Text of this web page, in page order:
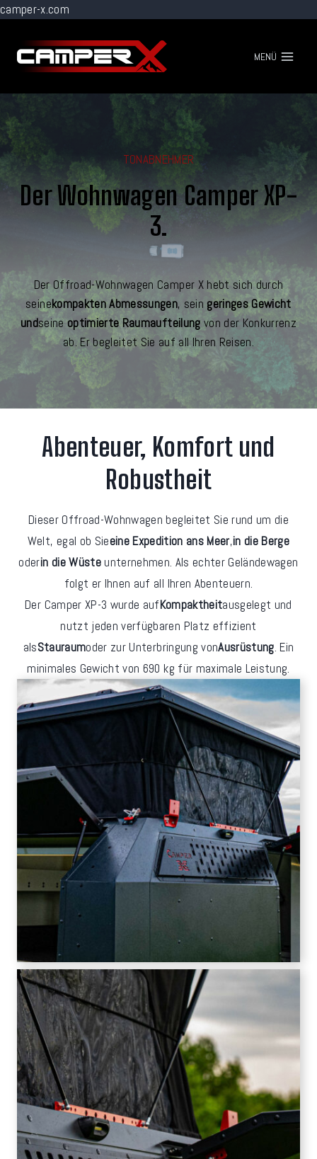
camper-x.com
Inhalt
springen
MENÜ
TONABNEHMER
Der Wohnwagen Camper XP-
3.
Der Offroad-Wohnwagen Camper X hebt sich durch
seinekompakten Abmessungen, seingeringes Gewicht
undseineoptimierte Raumaufteilungvon der Konkurrenz
ab. Er begleitet Sie auf all Ihren Reisen.
Abenteuer, Komfort und
Robustheit
Dieser Offroad-Wohnwagen begleitet Sie rund um die
Welt, egal ob Sieeine Expedition ans Meer,in die Berge
oderin die Wüsteunternehmen. Als echter Geländewagen
folgt er Ihnen auf all Ihren Abenteuern.
Der Camper XP-3 wurde aufKompaktheitausgelegt und
nutzt jeden verfügbaren Platz effizient
alsStauraumoder zur Unterbringung vonAusrüstung. Ein
minimales Gewicht von 690 kg für maximale Leistung.